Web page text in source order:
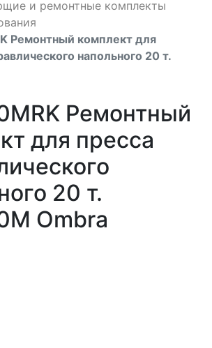
и ремонтные комплекты
Ремонтный комплект для
напольного 20 т.
Ремонтный
для пресса
20 т.
Ombra